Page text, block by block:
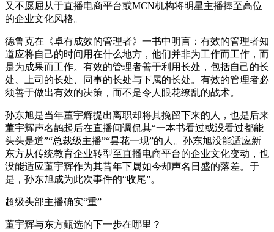
又不愿屈从于直播电商平台或MCN机构将明星主播捧至高位
的企业文化风格。
德鲁克在《卓有成效的管理者》一书中明言：有效的管理者知
道应将自己的时间用在什么地方，他们并非为工作而工作，而
是为成果而工作。有效的管理者善于利用长处，包括自己的长
处、上司的长处、同事的长处与下属的长处。有效的管理者必
须善于做出有效的决策，而不是令人眼花缭乱的战术。
孙东旭是当年董宇辉提出离职却将其挽留下来的人，也是后来
董宇辉声名鹊起后在直播间调侃其“一本书看过或没看过都能
头头是道”“总裁级主播”“昙花一现”的人。孙东旭没能适应新
东方从传统教育企业转型至直播电商平台的企业文化变动，也
没能适应董宇辉作为其昔年下属如今却声名日盛的落差。于
是，孙东旭成为此次事件的“收尾”。
超级头部主播确实“重”
董宇辉与东方甄选的下一步在哪里？